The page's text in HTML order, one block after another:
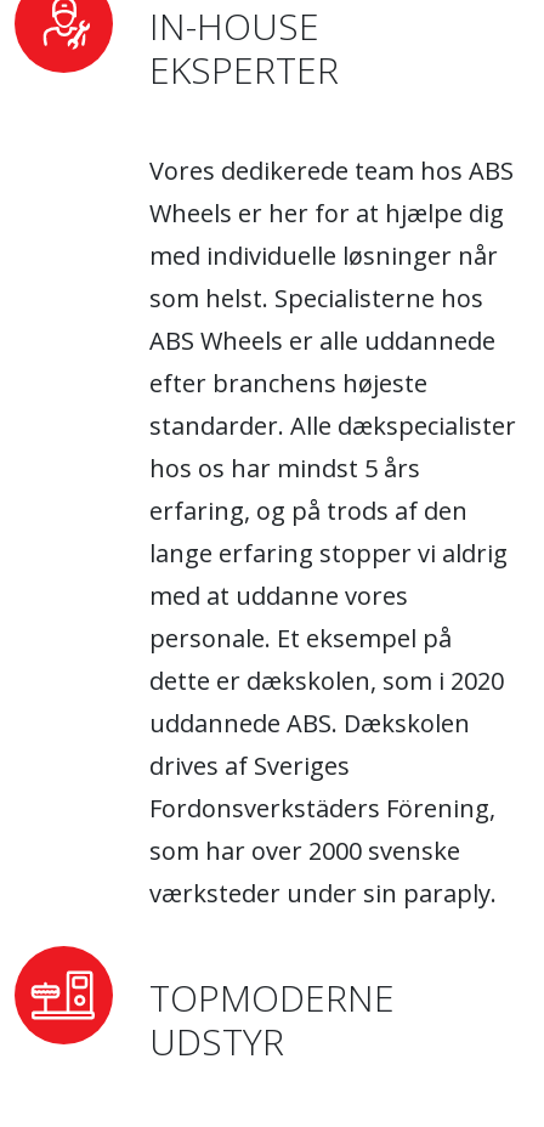
IN-HOUSE
EKSPERTER
Vores dedikerede team hos ABS
Wheels er her for at hjælpe dig
med individuelle løsninger når
som helst. Specialisterne hos
ABS Wheels er alle uddannede
efter branchens højeste
standarder. Alle dækspecialister
hos os har mindst 5 års
erfaring, og på trods af den
lange erfaring stopper vi aldrig
med at uddanne vores
personale. Et eksempel på
dette er dækskolen, som i 2020
uddannede ABS. Dækskolen
drives af Sveriges
Fordonsverkstäders Förening,
som har over 2000 svenske
værksteder under sin paraply.
TOPMODERNE
UDSTYR